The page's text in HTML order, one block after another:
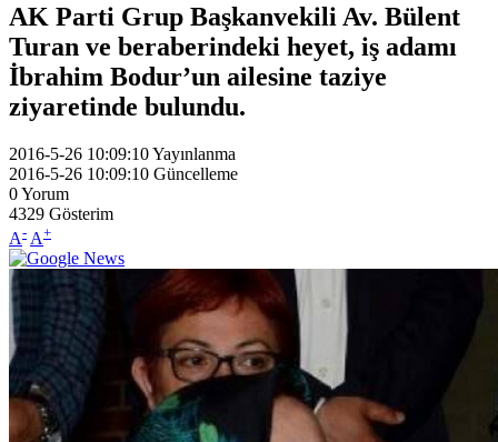
AK Parti Grup Başkanvekili Av. Bülent
Turan ve beraberindeki heyet, iş adamı
İbrahim Bodur’un ailesine taziye
ziyaretinde bulundu.
2016-5-26 10:09:10Yayınlanma
2016-5-26 10:09:10 Güncelleme
0Yorum
4329 Gösterim
A- A+